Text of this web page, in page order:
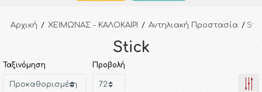
Αρχική / ΧΕΙΜΩΝΑΣ - ΚΑΛΟΚΑΙΡΙ / Αντηλιακή Προστασία /
Stick
Ταξινόμηση Προβολή